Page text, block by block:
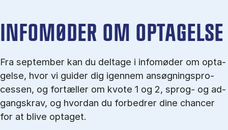
IN­FO­MØ­DER OM OP­TA­GEL­SE
Fra september kan du del­tage i in­fo­mø­der om op­ta­
gel­se, hvor vi gu­i­der dig igen­nem an­søg­nings­pro­
ces­sen, og for­tæl­ler om kvo­te 1 og 2, sprog- og ad­
gangs­krav, og hvordan du forbedrer dine chancer
for at blive optaget.